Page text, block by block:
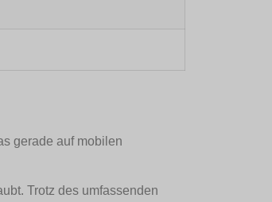
gerade auf mobilen
Trotz des umfassenden